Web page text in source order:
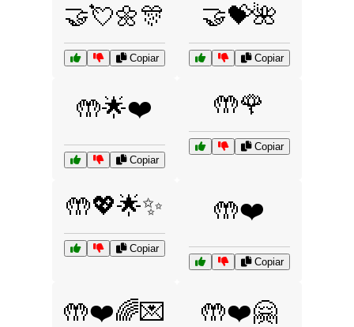
🤝💘🌼🎊
Copiar
🤝💝🌺
Copiar
🤲🌟❤️
Copiar
🤲🌹
Copiar
🤲💖🌟✨
Copiar
🤲❤️
Copiar
🤲❤️🌈💌 🤲❤️🤗